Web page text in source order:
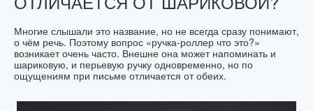
Многие слышали это название, но не всегда сразу понимают,
о чём речь. Поэтому вопрос «ручка-роллер что это?»
возникает очень часто. Внешне она может напоминать и
шариковую, и перьевую ручку одновременно, но по
ощущениям при письме отличается от обеих.